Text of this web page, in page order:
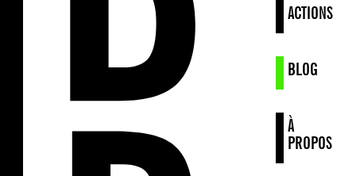
ACTIONS
BLOG
À
PROPOS